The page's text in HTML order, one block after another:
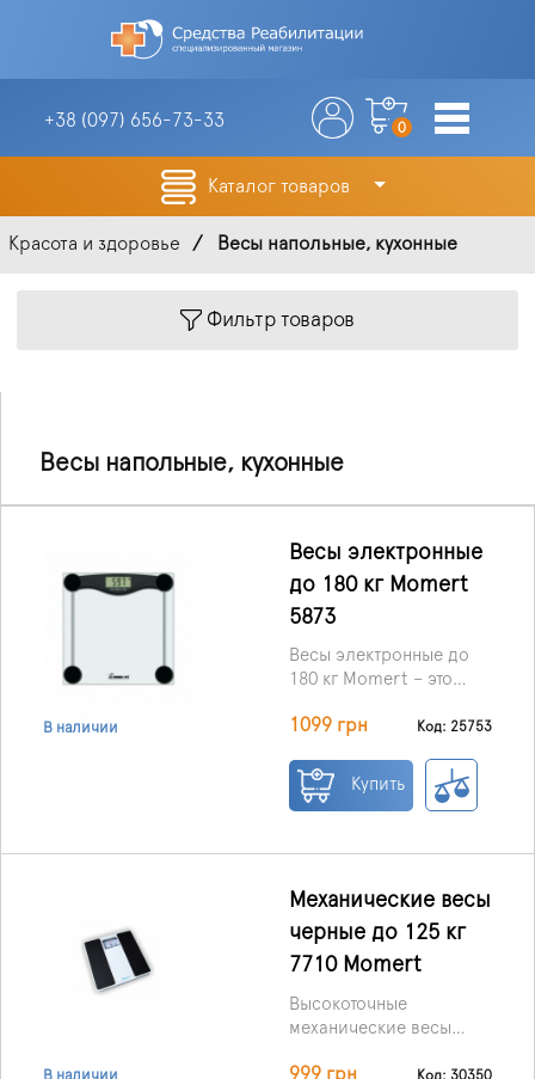
+38 (097) 656-73-33 0
Каталог товаров
Красота и здоровье Весы напольные, кухонные
Фильтр товаров
Весы напольные, кухонные
В наличии
Весы электронные
до 180 кг Momert
5873
Весы электронные до
180 кг Momert – это
устройство, которое
за весом всех членов
семьи в домашних
надежной конструкции,
данное устройство
прослужит
максимально долго.
отличаются
оптимальной
функциональностью,
1099 грн Код: 25753
Купить
Механические весы
черные до 125 кг
7710 Momert
Высокоточные
механические весы
999 грн Код: 30350